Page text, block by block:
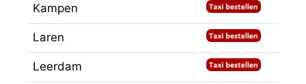
Kampen
Laren
Leerdam